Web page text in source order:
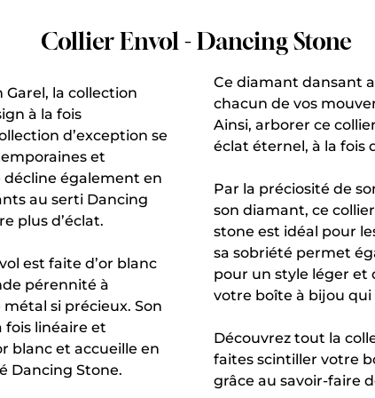
Collier Envol - Dancing Stone
la collection
à la fois
d’exception se
et
décline également en
au serti Dancing
plus d’éclat.
est faite d’or blanc
pérennité à
métal si précieux. Son
fois linéaire et
blanc et accueille en
Dancing Stone.
Ce diamant dansant
chacun de vos
Ainsi, arborer ce
éclat éternel, à la fois
Par la préciosité de
son diamant, ce
stone est idéal pour
sa sobriété permet
pour un style léger et
votre boîte à bijou qui
Découvrez tout la
faites scintiller votre
grâce au savoir-faire